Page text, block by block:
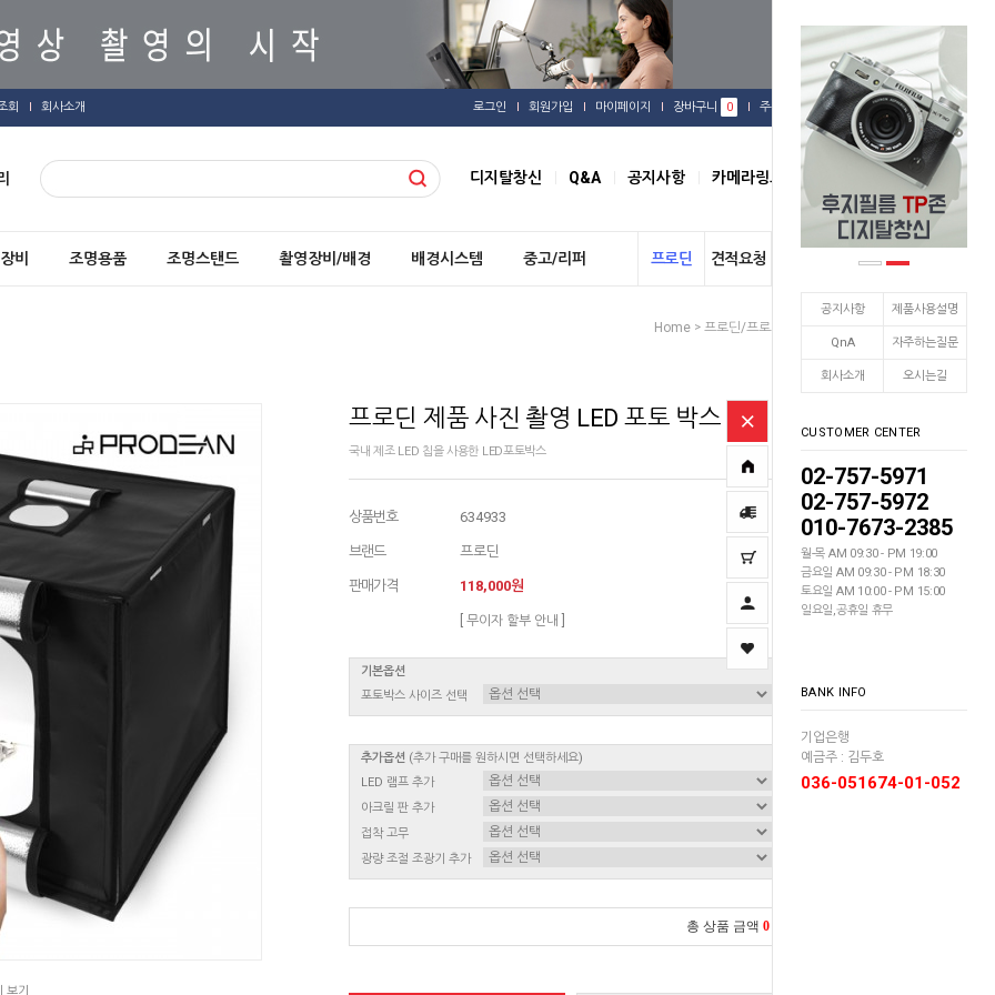
공지사항 제품사용설명
QnA 자주하는질문
회사소개 오시는길
CUSTOMER CENTER
02-757-5971
02-757-5972
010-7673-2385
월-목 AM 09:30 - PM 19:00
금요일 AM 09:30 - PM 18:30
토요일 AM 10:00 - PM 15:00
일요일,공휴일 휴무
BANK INFO
기업은행
예금주 : 김두호
036-051674-01-052
회 회사소개 로그인 회원가입 마이페이지 장바구니 0 주문배송 관심상품
디지탈창신 Q&A 공지사항 카메라링크
비 조명용품 조명스탠드 촬영장비/배경 배경시스템 중고/리퍼 프로딘 견적요청
Home > 프로딘/프로스팟
보기
프로딘 제품 사진 촬영 LED 포토 박스
국내 제조 LED 칩을 사용한 LED포토박스
상품번호 634933
브랜드 프로딘
판매가격 118,000원
[ 무이자 할부 안내 ]
기본옵션
포토박스 사이즈 선택
추가옵션 (추가 구매를 원하시면 선택하세요)
LED 램프 추가
아크릴 판 추가
접착 고무
광량 조절 조광기 추가
총 상품 금액 0